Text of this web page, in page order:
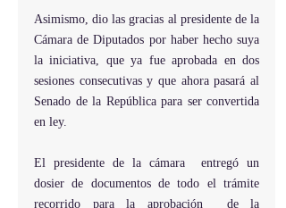
Asimismo, dio las gracias al presidente de la
Cámara de Diputados por haber hecho suya
la iniciativa, que ya fue aprobada en dos
sesiones consecutivas y que ahora pasará al
Senado de la República para ser convertida
en ley.
El presidente de la cámara  entregó un
dosier de documentos de todo el trámite
recorrido para la aprobación  de la